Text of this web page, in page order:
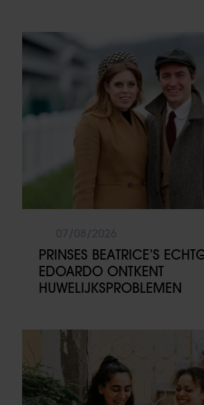
PRINSES BEATRICE’S
EDOARDO ONTKENT
HUWELIJKSPROBLEMEN